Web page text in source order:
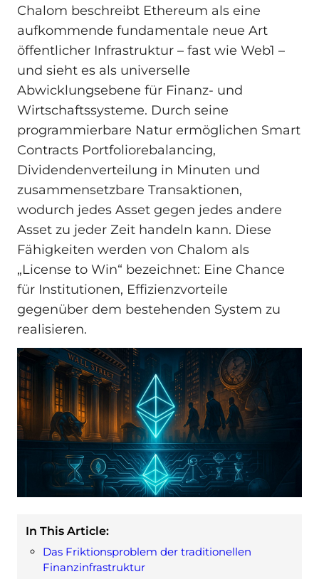
Chalom beschreibt Ethereum als eine
aufkommende fundamentale neue Art
öffentlicher Infrastruktur – fast wie Web1 –
und sieht es als universelle
Abwicklungsebene für Finanz- und
Wirtschaftssysteme. Durch seine
programmierbare Natur ermöglichen Smart
Contracts Portfoliorebalancing,
Dividendenverteilung in Minuten und
zusammensetzbare Transaktionen,
wodurch jedes Asset gegen jedes andere
Asset zu jeder Zeit handeln kann. Diese
Fähigkeiten werden von Chalom als
„License to Win“ bezeichnet: Eine Chance
für Institutionen, Effizienzvorteile
gegenüber dem bestehenden System zu
realisieren.
In This Article:
Das Friktionsproblem der traditionellen
Finanzinfrastruktur